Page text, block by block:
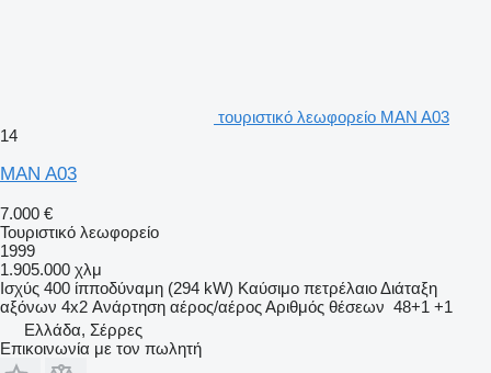
τουριστικό λεωφορείο MAN A03
14
MAN A03
7.000 €
Τουριστικό λεωφορείο
1999
1.905.000 χλμ
Ισχύς 400 ίπποδύναμη (294 kW) Καύσιμο πετρέλαιοΔιάταξη
αξόνων 4x2 Ανάρτηση αέρος/αέροςΑριθμός θέσεων 48+1 +1
Ελλάδα, Σέρρες
Επικοινωνία με τον πωλητή